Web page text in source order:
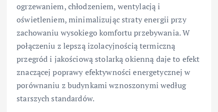
ogrzewaniem, chłodzeniem, wentylacją i
oświetleniem, minimalizując straty energii przy
zachowaniu wysokiego komfortu przebywania. W
połączeniu z lepszą izolacyjnością termiczną
przegród i jakościową stolarką okienną daje to efekt
znaczącej poprawy efektywności energetycznej w
porównaniu z budynkami wznoszonymi według
starszych standardów.